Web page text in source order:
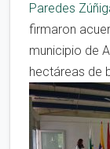
Paredes
firmaron
municipio de
hectáreas de